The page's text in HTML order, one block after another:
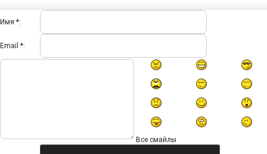
Имя *:
Email *:
Все смайлы